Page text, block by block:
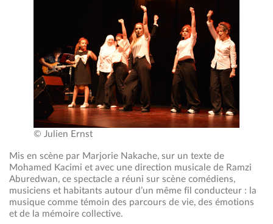
© Julien Ernst
Mis en scène par Marjorie Nakache, sur un texte de
Mohamed Kacimi et avec une direction musicale de Ramzi
Aburedwan, ce spectacle a réuni sur scène comédiens,
musiciens et habitants autour d’un même fil conducteur : la
musique comme témoin des parcours de vie, des émotions
et de la mémoire collective.